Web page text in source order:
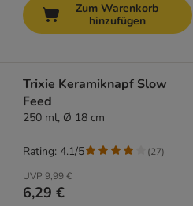
Zum Warenkorb
hinzufügen
Trixie Keramiknapf Slow
Feed
250 ml, Ø 18 cm
UVP 9,99 €
6,29 €
Rating: 4.1/5 (27)